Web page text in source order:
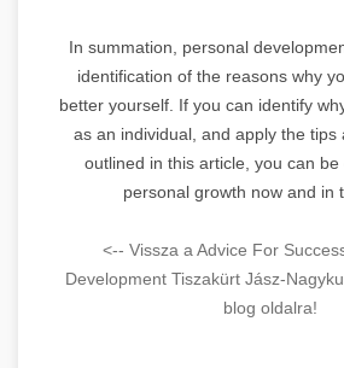
In summation, personal
identification of the reasons why
better yourself. If you can identify
as an individual, and apply the tips
outlined in this article, you can
personal growth now and in
<-- Vissza a Advice For
Development Tiszakürt Jász-
blog oldalra!